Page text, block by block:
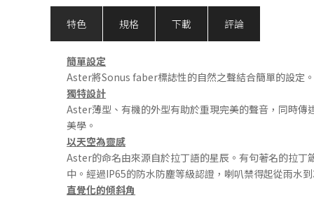
特色 規格 下載 評論
簡單設定
Aster將Sonus faber標誌性的自然之聲結合簡單的設定
獨特設計
Aster薄型、有機的外型有助於重現完美的聲音，同時
美學。
以天空為靈感
Aster的命名由來源自於拉丁語的星辰。有句著名的拉
中。經過IP65的防水防塵等級認證，喇叭禁得起從雨水
直覺化的傾斜角